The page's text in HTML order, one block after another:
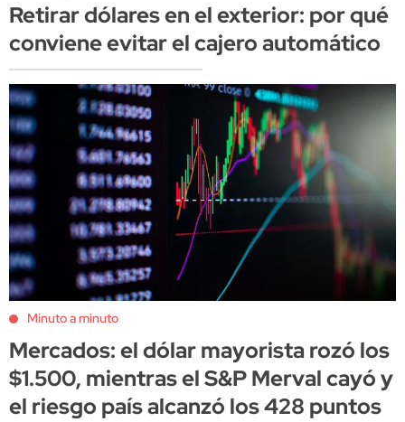
Retirar dólares en el exterior: por qué
conviene evitar el cajero automático
Minuto a minuto
Mercados: el dólar mayorista rozó los
$1.500, mientras el S&P Merval cayó y
el riesgo país alcanzó los 428 puntos